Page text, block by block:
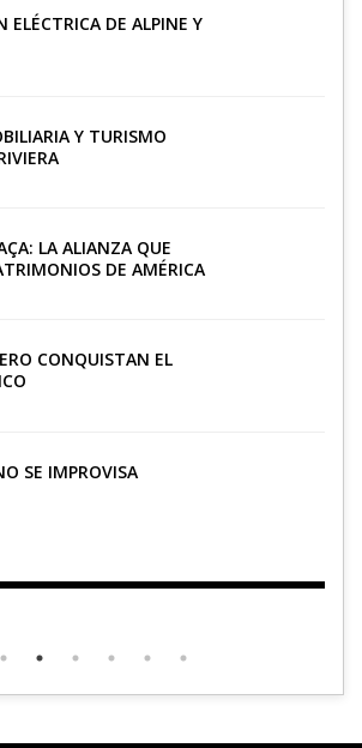
ELÉCTRICA DE ALPINE Y
Y TURISMO
LA ALIANZA QUE
DE AMÉRICA
CONQUISTAN EL
SE IMPROVISA